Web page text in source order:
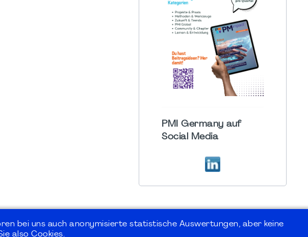
PMI Germany auf
Social Media
bei uns auch anonymisierte statistische Auswertungen, aber keine
also Cookies.